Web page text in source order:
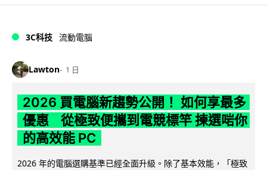
3C科技 流動電腦
Lawton 1 日
2026 買電腦新趨勢公開！ 如何享最多
優惠 從極致便攜到電競標竿 揀選啱你
的高效能 PC
2026 年的電腦選購基準已經全面升級。除了基本效能，「極致